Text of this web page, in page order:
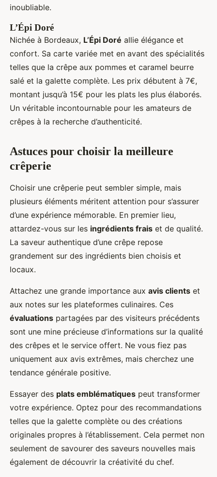
inoubliable.
L’Épi Doré
Nichée à Bordeaux, L’Épi Doré allie élégance et
confort. Sa carte variée met en avant des spécialités
telles que la crêpe aux pommes et caramel beurre
salé et la galette complète. Les prix débutent à 7€,
montant jusqu’à 15€ pour les plats les plus élaborés.
Un véritable incontournable pour les amateurs de
crêpes à la recherche d’authenticité.
Astuces pour choisir la meilleure
crêperie
Choisir une crêperie peut sembler simple, mais
plusieurs éléments méritent attention pour s’assurer
d’une expérience mémorable. En premier lieu,
attardez-vous sur les ingrédients frais et de qualité.
La saveur authentique d’une crêpe repose
grandement sur des ingrédients bien choisis et
locaux.
Attachez une grande importance aux avis clients et
aux notes sur les plateformes culinaires. Ces
évaluations partagées par des visiteurs précédents
sont une mine précieuse d’informations sur la qualité
des crêpes et le service offert. Ne vous fiez pas
uniquement aux avis extrêmes, mais cherchez une
tendance générale positive.
Essayer des plats emblématiques peut transformer
votre expérience. Optez pour des recommandations
telles que la galette complète ou des créations
originales propres à l’établissement. Cela permet non
seulement de savourer des saveurs nouvelles mais
également de découvrir la créativité du chef.